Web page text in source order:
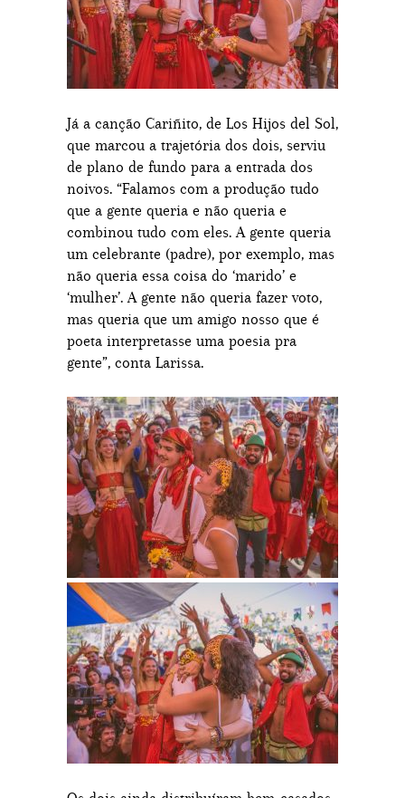
Já a canção Cariñito, de Los Hijos del Sol,
que marcou a trajetória dos dois, serviu
de plano de fundo para a entrada dos
noivos. “Falamos com a produção tudo
que a gente queria e não queria e
combinou tudo com eles. A gente queria
um celebrante (padre), por exemplo, mas
não queria essa coisa do ‘marido’ e
‘mulher’. A gente não queria fazer voto,
mas queria que um amigo nosso que é
poeta interpretasse uma poesia pra
gente”, conta Larissa.